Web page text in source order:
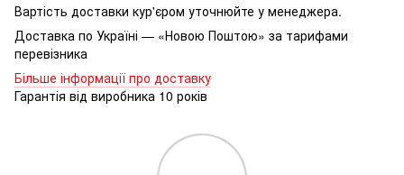
Вартість доставки кур'єром уточнюйте у менеджера.
Доставка по Україні — «Новою Поштою» за тарифами
перевізника
Більше інформації про доставку
Гарантія від виробника 10 років